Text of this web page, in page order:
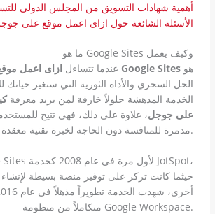
أهمية شهادات التسويق من المجلس الدولى
الأسئلة الشائعة حول ازاى اعمل موقع على
ما هو Google Sites وكيف يعمل
عندما تتساءل ازاى اعمل Google Sitesهو
الحل السحري والأداة الثورية التي ستغير حياتك
الخدمة المدهشة حلولاً خارقة لمن يريد معرفة
على جوجل، علاوة على ذلك، فهي تتيح
مدمرة للمنافسة دون الحاجة لخبرة تقنية معقدة.
حيثما كانت تركز على توفير منصة بسيطة لإنشاء
متكاملاً من منظومة Google Workspace.